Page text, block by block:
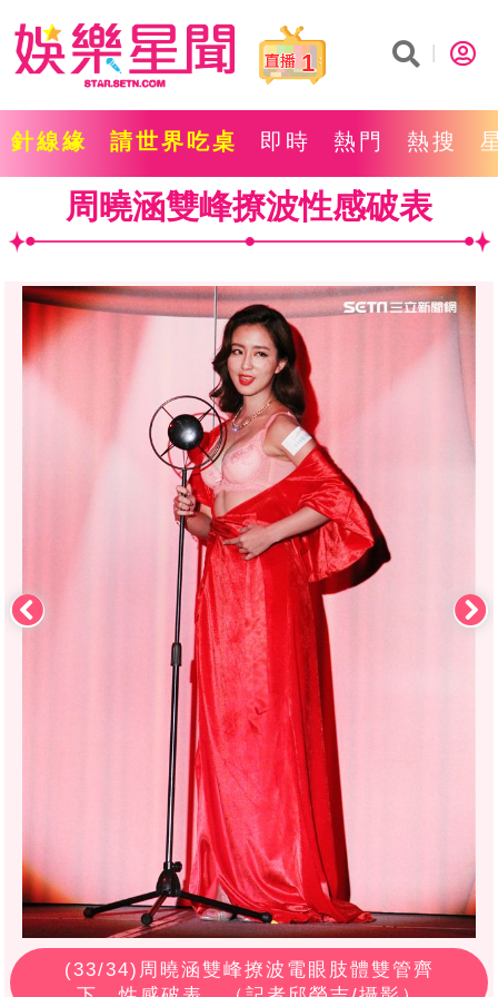
1
針線緣 請世界吃桌 即時 熱門 熱搜
周曉涵雙峰撩波性感破表
(33/34)周曉涵雙峰撩波電眼肢體雙管齊